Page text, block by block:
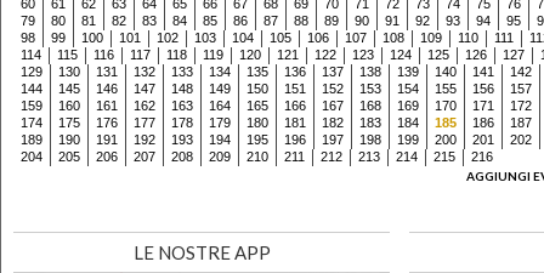
60 61 62 63 64 65 66 67 68 69 70 71 72 73 74 75 76
79
80 81 82 83 84 85 86 87 88 89 90 91 92 93 94 95
98
99 100 101 102 103 104 105 106 107 108 109 110 111
114
115 116 117 118 119 120 121 122 123 124 125 126 127
129
130 131 132 133 134 135 136 137 138 139 140 141
142
144
145 146 147 148 149 150 151 152 153 154 155 156
157
159
160 161 162 163 164 165 166 167 168 169 170 171
172
174
175 176 177 178 179 180 181 182 183 184 185 186
187
189
190 191 192 193 194 195 196 197 198 199 200 201
202
204
205 206 207 208 209 210 211 212 213 214 215
216
AGGIUNGI
LE NOSTRE APP